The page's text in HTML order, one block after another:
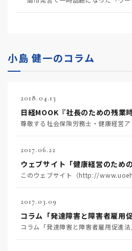
小島 健一のコラム
2018.04.13
2017.06.22
ウェブサイト「健康経営のため
2017.03.09
コラム「発達障害と障害者雇用促